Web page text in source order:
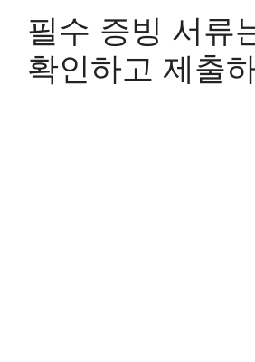
필수 증빙 서류
확인하고 제출